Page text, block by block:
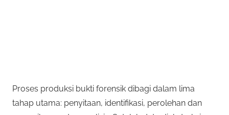
Proses produksi bukti forensik dibagi dalam lima
tahap utama: penyitaan, identifikasi, perolehan dan